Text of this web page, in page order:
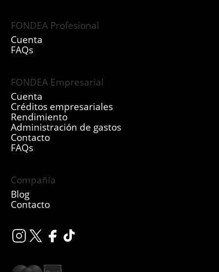
FONDEA Profesional
Cuenta
FAQs
FONDEA Empresarial
Cuenta
Créditos empresariales
Rendimiento
Administración de gastos
Contacto
FAQs
Compañía
Blog
Contacto